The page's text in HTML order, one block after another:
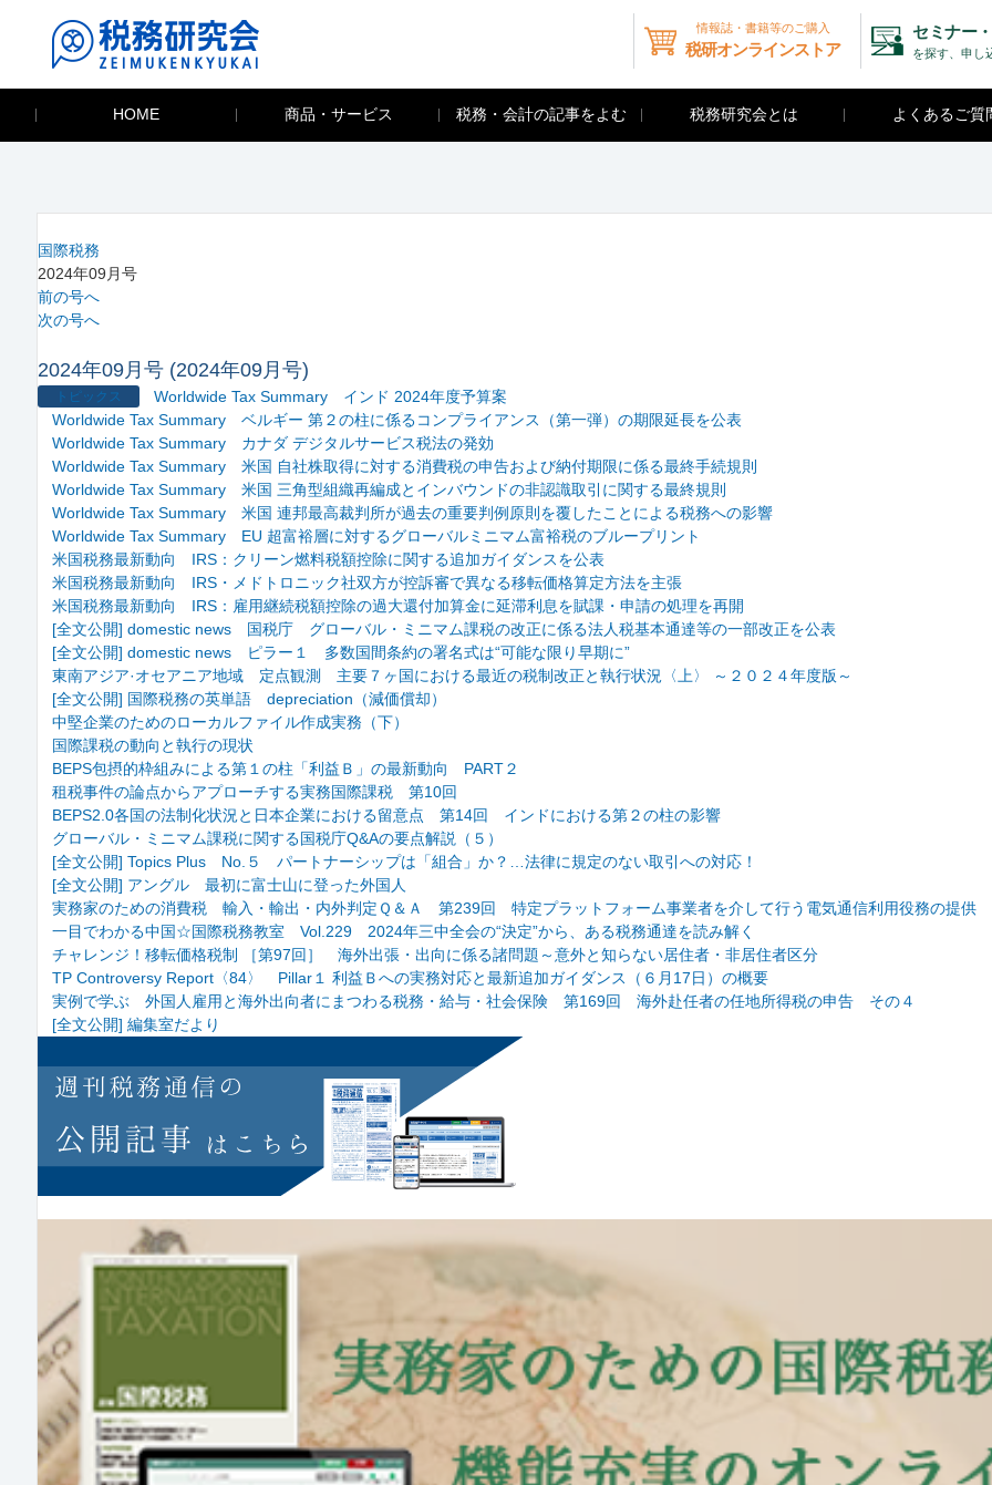
情報誌・書籍等のご購入
税研オンラインストア
セミナー
を探す、申し
HOME 商品・サービス 税務・会計の記事をよむ 税務研究会とは よくあるご質
国際税務
2024年09月号
前の号へ
次の号へ
2024年09月号 (2024年09月号)
トピックス
Worldwide Tax Summary インド 2024年度予算案
Worldwide Tax Summary ベルギー 第２の柱に係るコンプライアンス（第一弾）の期限延長を公表
Worldwide Tax Summary カナダ デジタルサービス税法の発効
Worldwide Tax Summary 米国 自社株取得に対する消費税の申告および納付期限に係る最終手続規則
Worldwide Tax Summary 米国 三角型組織再編成とインバウンドの非認識取引に関する最終規則
Worldwide Tax Summary 米国 連邦最高裁判所が過去の重要判例原則を覆したことによる税務への影響
Worldwide Tax Summary EU 超富裕層に対するグローバルミニマム富裕税のブループリント
米国税務最新動向 IRS：クリーン燃料税額控除に関する追加ガイダンスを公表
米国税務最新動向 IRS・メドトロニック社双方が控訴審で異なる移転価格算定方法を主張
米国税務最新動向 IRS：雇用継続税額控除の過大還付加算金に延滞利息を賦課・申請の処理を再開
[全文公開] domestic news 国税庁 グローバル・ミニマム課税の改正に係る法人税基本通達等の一部改正を公表
[全文公開] domestic news ピラー１ 多数国間条約の署名式は“可能な限り早期に”
東南アジア·オセアニア地域 定点観測 主要７ヶ国における最近の税制改正と執行状況〈上〉 ～２０２４年度版～
[全文公開] 国際税務の英単語 depreciation（減価償却）
中堅企業のためのローカルファイル作成実務（下）
国際課税の動向と執行の現状
BEPS包摂的枠組みによる第１の柱「利益Ｂ」の最新動向 PART２
租税事件の論点からアプローチする実務国際課税 第10回
BEPS2.0各国の法制化状況と日本企業における留意点 第14回 インドにおける第２の柱の影響
グローバル・ミニマム課税に関する国税庁Q&Aの要点解説（５）
[全文公開] Topics Plus No.５ パートナーシップは「組合」か？…法律に規定のない取引への対応！
[全文公開] アングル 最初に富士山に登った外国人
実務家のための消費税 輸入・輸出・内外判定Ｑ＆Ａ 第239回 特定プラットフォーム事業者を介して行う電気通信利用役務の提供
一目でわかる中国☆国際税務教室 Vol.229 2024年三中全会の“決定”から、ある税務通達を読み解く
チャレンジ！移転価格税制 ［第97回］ 海外出張・出向に係る諸問題～意外と知らない居住者・非居住者区分
TP Controversy Report〈84〉 Pillar１ 利益Ｂへの実務対応と最新追加ガイダンス（６月17日）の概要
実例で学ぶ 外国人雇用と海外出向者にまつわる税務・給与・社会保険 第169回 海外赴任者の任地所得税の申告 その４
[全文公開] 編集室だより